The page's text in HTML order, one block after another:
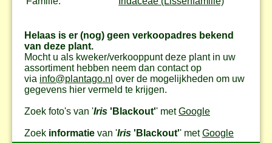
Helaas is er (nog) geen verkoopadres bekend
van deze plant.
Mocht u als kweker/verkooppunt deze plant in uw
assortiment hebben neem dan contact op
via info@plantago.nl over de mogelijkheden om uw
gegevens hier vermeld te krijgen.
Zoek foto's van 'Iris 'Blackout'' metGoogle
Zoek informatie van 'Iris 'Blackout'' metGoogle